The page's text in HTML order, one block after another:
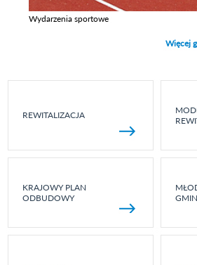
Wydarzenia sportowe
Więcej
REWITALIZACJA
KRAJOWY PLAN
ODBUDOWY